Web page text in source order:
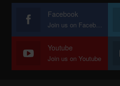
Facebook
Join us on Facebook
Youtube
Join us on Youtube